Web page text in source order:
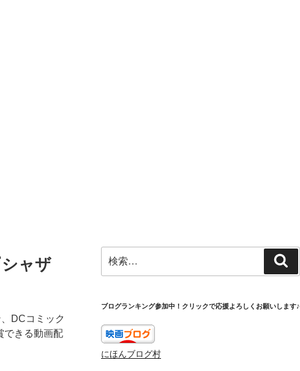
ャザ
DCコミック
できる動画配
索:
索
ブログランキング参加中！クリックで応援よろしくお願いします♪
にほんブログ村